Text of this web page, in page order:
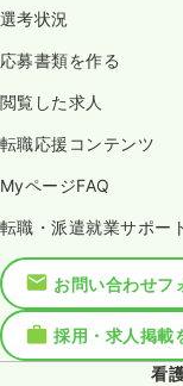
選考状況
応募書類を作る
閲覧した求人
転職応援コンテンツ
MyページFAQ
転職・派遣就業サポー
お問い合わせフ
採用・求人掲載
看